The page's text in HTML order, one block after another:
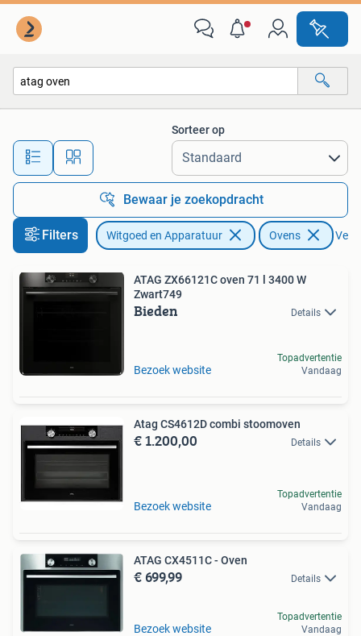
Alle afstanden…
Sorteer op
Bewaar je zoekopdracht
Filters Witgoed en Apparatuur Ovens
ATAG ZX66121C oven 71 l 3400 W
Zwart749
Bieden Details
Bezoek website
Topadvertentie
Vandaag
Atag CS4612D combi stoomoven
€ 1.200,00 Details
Bezoek website
Topadvertentie
Vandaag
ATAG CX4511C - Oven
€ 699,99 Details
Bezoek website
Topadvertentie
Vandaag